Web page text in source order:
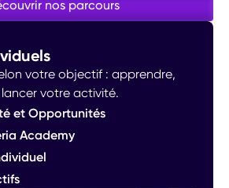
nos parcours
votre objectif : apprendre,
votre activité.
et Opportunités
Academy